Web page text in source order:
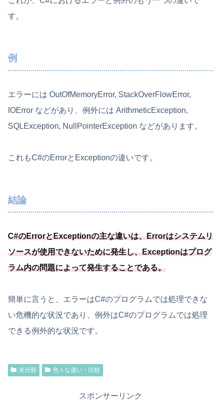
す。
例
エラーには OutOfMemoryError, StackOverFlowError,
IOError などがあり、例外には ArithmeticException,
SQLException, NullPointerException などがあります。
これもC#のErrorとExceptionの違いです。
結論
C#のErrorとExceptionの主な違いは、Errorはシステムリ
ソースが使用できないために発生し、Exceptionはプログ
ラム内の問題によって発生することである。
簡単に言うと、エラーはC#のプログラムでは処理できな
い危機的な状況であり、例外はC#のプログラムでは処理
できる例外的な状況です。
未分類 色々な違い・比較
スポンサーリンク